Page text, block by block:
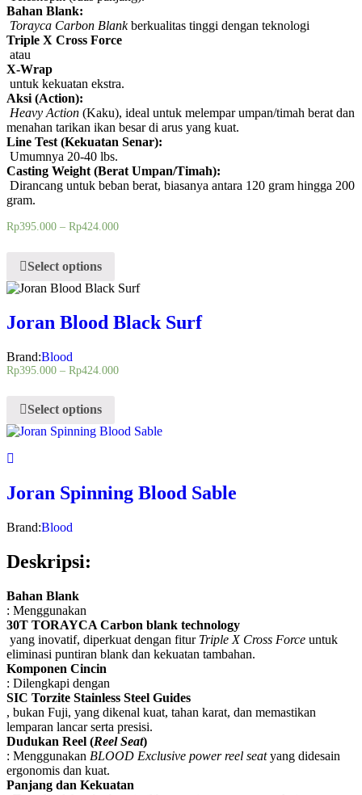
Bahan Blank:
Torayca Carbon Blankberkualitas tinggi dengan teknologi
Triple X Cross Force
atau
X-Wrap
untuk kekuatan ekstra.
Aksi (Action):
Heavy Action (Kaku), ideal untuk melempar umpan/timah berat dan
menahan tarikan ikan besar di arus yang kuat.
Line Test (Kekuatan Senar):
Umumnya 20-40 lbs.
Casting Weight (Berat Umpan/Timah):
Dirancang untuk beban berat, biasanya antara 120 gram hingga 200
gram.
Rp395.000 – Rp424.000
Select options
Joran Blood Black Surf
Brand:Blood
Rp395.000 – Rp424.000
Select options
Joran Spinning Blood Sable
Brand:Blood
Deskripsi:
Bahan Blank
: Menggunakan
30T TORAYCA Carbon blank technology
yang inovatif, diperkuat dengan fitur Triple X Cross Force untuk
eliminasi puntiran blank dan kekuatan tambahan.
Komponen Cincin
: Dilengkapi dengan
SIC Torzite Stainless Steel Guides
, bukan Fuji, yang dikenal kuat, tahan karat, dan memastikan
lemparan lancar serta presisi.
Dudukan Reel (Reel Seat)
: Menggunakan BLOOD Exclusive power reel seatyang didesain
ergonomis dan kuat.
Panjang dan Kekuatan